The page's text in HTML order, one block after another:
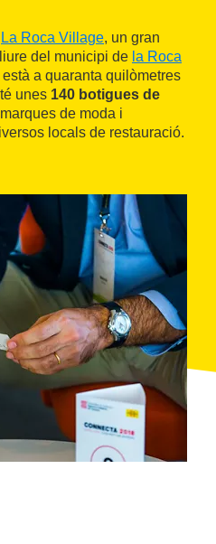
La Roca Village, un gran
del municipi de la Roca
a quaranta quilòmetres
unes 140 botigues de
de moda i
locals de restauració.